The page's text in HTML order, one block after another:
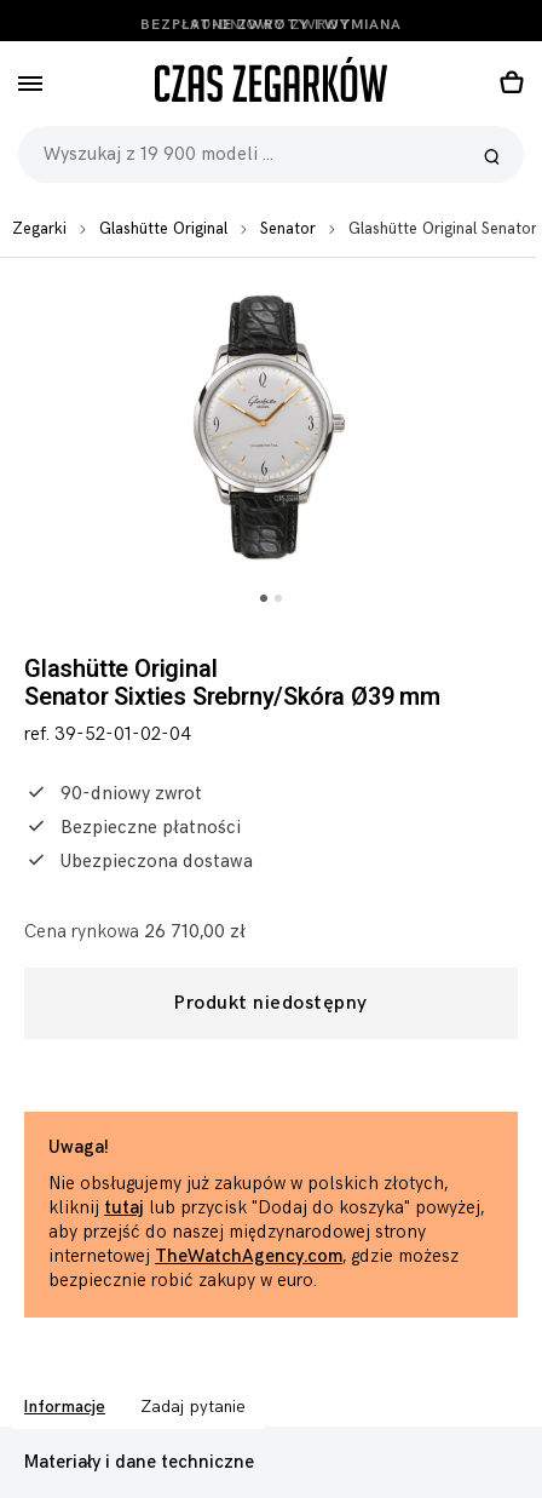
BEZPŁATNE ZWROTY I WYMIANA
Zegarki Glashütte Original Senator Glashütte Original
Glashütte Original
Senator Sixties Srebrny/Skóra Ø39 mm
ref. 39-52-01-02-04
90-dniowy zwrot
Bezpieczne płatności
Ubezpieczona dostawa
Cena rynkowa 26 710,00 zł
Produkt niedostępny
Uwaga!
Nie obsługujemy już zakupów w polskich złotych,
kliknij tutaj lub przycisk "Dodaj do koszyka" powyżej,
aby przejść do naszej międzynarodowej strony
internetowej TheWatchAgency.com, gdzie możesz
bezpiecznie robić zakupy w euro.
Informacje Zadaj pytanie
Materiały i dane techniczne